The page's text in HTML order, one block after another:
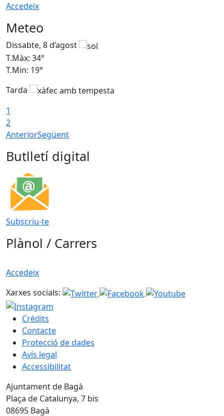
Accedeix
Meteo
Dissabte, 8 d’agost
T.Màx: 34°
T.Min: 19°
Tarda
1
2
AnteriorSegüent
Butlletí digital
Subscriu-te
Plànol / Carrers
Accedeix
Xarxes socials:
Crèdits
Contacte
Protecció de dades
Avís legal
Accessibilitat
Ajuntament de Bagà
Plaça de Catalunya, 7 bis
08695 Bagà